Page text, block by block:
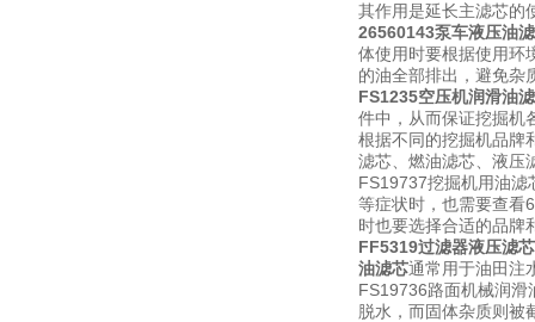
其作用是延长主滤芯的
26560143泵车液压油
体使用时要根据使用环
的油全部排出，避免杂
FS1235空压机润滑油
件中，从而保证挖掘机
根据不同的挖掘机品牌
滤芯、燃油滤芯、液压
FS19737挖掘机用油滤
等症状时，也需要查看
时也要选择合适的品牌
FF5319过滤器液压滤芯
油滤芯通常用于油田注
FS19736路面机械润滑
脱水，而固体杂质则被